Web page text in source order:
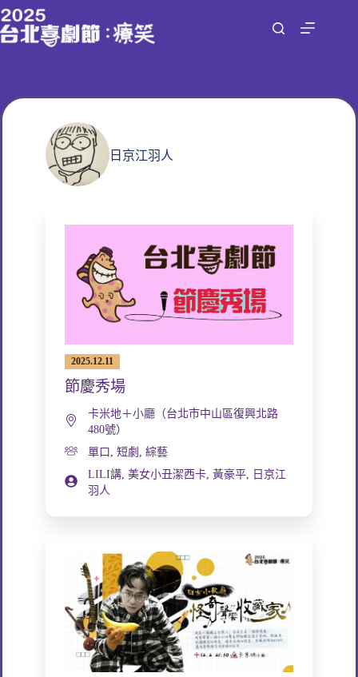
跳
至
容
日京江羽人
2025.12.11
節慶秀場
卡米地＋小廳（台北市中山區復興北路
480號）
單口 , 短劇 , 綜藝
LILI講, 美女小丑潔西卡, 黃豪平, 日京江
羽人